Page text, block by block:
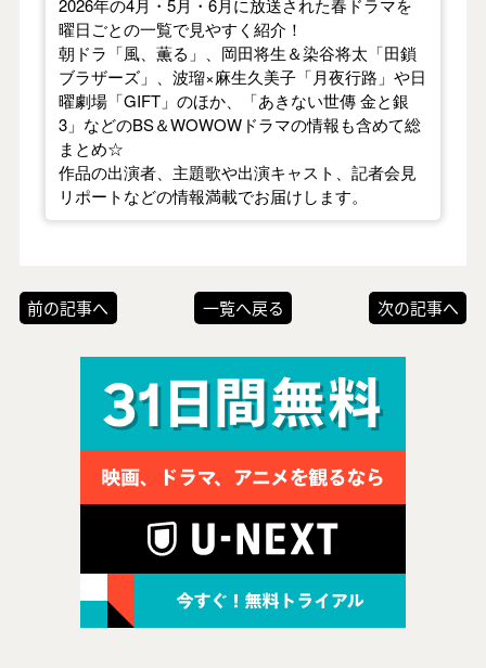
曜日ごとの一覧で見やすく紹介！
朝ドラ「風、薫る」、岡田将生＆染谷将太「田鎖
ブラザーズ」、波瑠×麻生久美子「月夜行路」や日
曜劇場「GIFT」のほか、「あきない世傳 金と銀
3」などのBS＆WOWOWドラマの情報も含めて総
まとめ☆
作品の出演者、主題歌や出演キャスト、記者会見
リポートなどの情報満載でお届けします。
前の記事へ 一覧へ戻る 次の記事へ